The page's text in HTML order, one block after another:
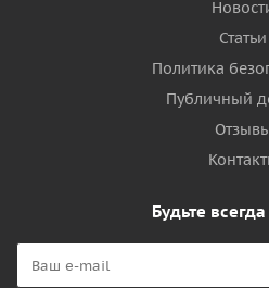
Статьи
Политика
Публичный
Будьте